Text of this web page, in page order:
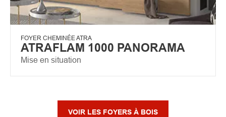
FOYER CHEMINÉE ATRA
ATRAFLAM 1000 PANORAMA
Mise en situation
VOIR LES FOYERS À BOIS